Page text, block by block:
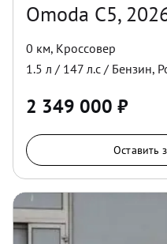
Omoda C5,
0 км, Кроссовер
1.5 л / 147 л.с / Бензин,
2 349 000 ₽
Оставить